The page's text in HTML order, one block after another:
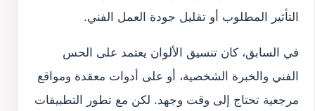
التأثير المطلوب أو تقليل جودة العمل الفني.
في السابق، كان تنسيق الألوان يعتمد على الحس
الفني والخبرة الشخصية، أو على أدوات معقدة ومواقع
مرجعية تحتاج إلى وقت وجهد. لكن مع تطور التطبيقات